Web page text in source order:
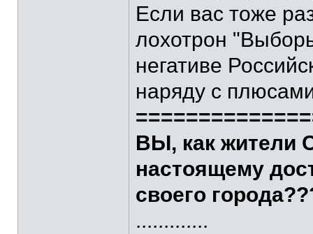
Если вас тоже
лохотрон
негативе
наряду с
ВЫ, как жители
настоящему
своего
.............